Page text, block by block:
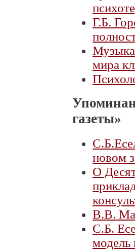
Г.Б.
мира
газеты»
новом
О
В.В.
С.Б.
модель